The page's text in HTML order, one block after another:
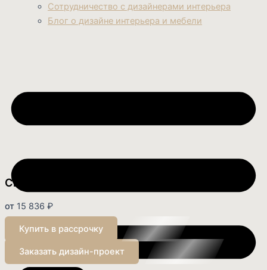
Сотрудничество с дизайнерами интерьера
Блог о дизайне интерьера и мебели
Светильник Salemo
от 15 836 ₽
Купить в рассрочку
Заказать дизайн-проект